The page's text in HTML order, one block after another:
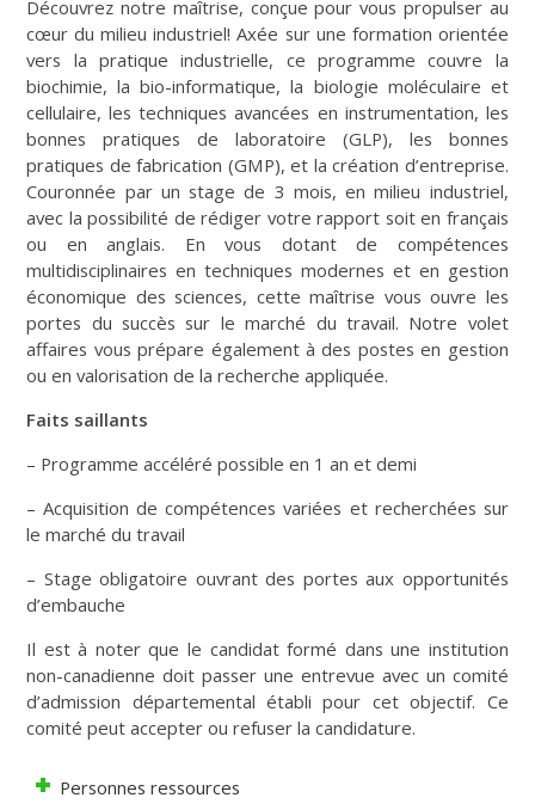
Découvrez notre maîtrise, conçue pour vous propulser au
cœur du milieu industriel! Axée sur une formation orientée
vers la pratique industrielle, ce programme couvre la
biochimie, la bio-informatique, la biologie moléculaire et
cellulaire, les techniques avancées en instrumentation, les
bonnes pratiques de laboratoire (GLP), les bonnes
pratiques de fabrication (GMP), et la création d’entreprise.
Couronnée par un stage de 3 mois, en milieu industriel,
avec la possibilité de rédiger votre rapport soit en français
ou en anglais. En vous dotant de compétences
multidisciplinaires en techniques modernes et en gestion
économique des sciences, cette maîtrise vous ouvre les
portes du succès sur le marché du travail. Notre volet
affaires vous prépare également à des postes en gestion
ou en valorisation de la recherche appliquée.
Faits saillants
– Programme accéléré possible en 1 an et demi
– Acquisition de compétences variées et recherchées sur
le marché du travail
– Stage obligatoire ouvrant des portes aux opportunités
d’embauche
Il est à noter que le candidat formé dans une institution
non-canadienne doit passer une entrevue avec un comité
d’admission départemental établi pour cet objectif. Ce
comité peut accepter ou refuser la candidature.
Personnes ressources